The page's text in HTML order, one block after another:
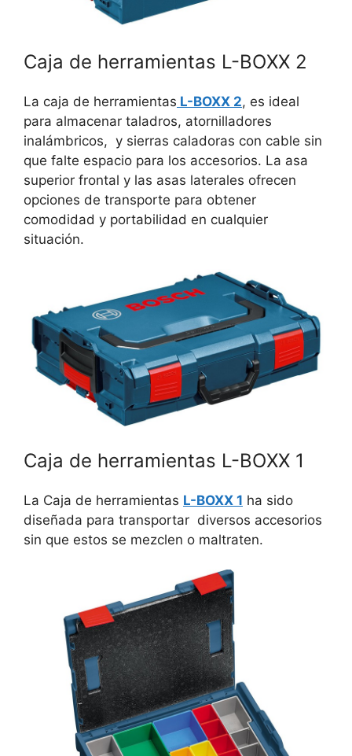
Caja de herramientas L-BOXX 2
La caja de herramientas L-BOXX 2, es ideal
para almacenar taladros, atornilladores
inalámbricos, y sierras caladoras con cable sin
que falte espacio para los accesorios. La asa
superior frontal y las asas laterales ofrecen
opciones de transporte para obtener
comodidad y portabilidad en cualquier
situación.
Caja de herramientas L-BOXX 1
La Caja de herramientas L-BOXX 1 ha sido
diseñada para transportar diversos accesorios
sin que estos se mezclen o maltraten.